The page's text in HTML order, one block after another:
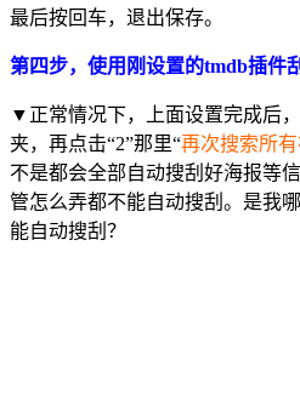
最后按回车，退出保存。
第四步，使用刚设置的tmdb插件
▼正常情况下，上面设置完成后
夹，再点击“2”那里“再次搜索所
不是都会全部自动搜刮好海报等
管怎么弄都不能自动搜刮。是我
能自动搜刮？